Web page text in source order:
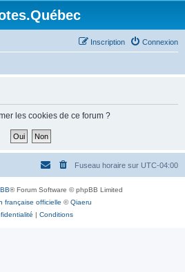
Connexion
Inscription
les cookies de ce forum ?
Fuseau horaire sur UTC-04:00
® Forum Software © phpBB Limited
française officielle ©Qiaeru
| Conditions